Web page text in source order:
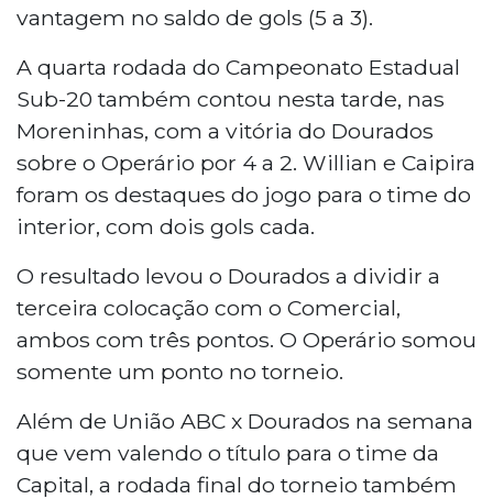
vantagem no saldo de gols (5 a 3).
A quarta rodada do Campeonato Estadual
Sub-20 também contou nesta tarde, nas
Moreninhas, com a vitória do Dourados
sobre o Operário por 4 a 2. Willian e Caipira
foram os destaques do jogo para o time do
interior, com dois gols cada.
O resultado levou o Dourados a dividir a
terceira colocação com o Comercial,
ambos com três pontos. O Operário somou
somente um ponto no torneio.
Além de União ABC x Dourados na semana
que vem valendo o título para o time da
Capital, a rodada final do torneio também